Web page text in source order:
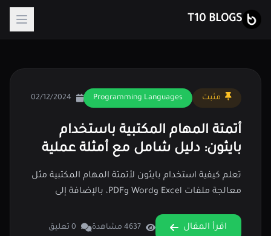
T10 BLOGS
مثبت Programming Languages
02/12/2024
أتمتة المهام المكتبية باستخدام
بايثون: دليل شامل مع أمثلة عملية
تعلم كيفية استخدام بايثون لأتمتة المهام المكتبية مثل
معالجة ملفات Excel وWord وPDF، بالإضافة إلى
المكتبات اللازمة وأمثلة عملية.
اقرأ المقال 4637 مشاهدة 0 تعليق